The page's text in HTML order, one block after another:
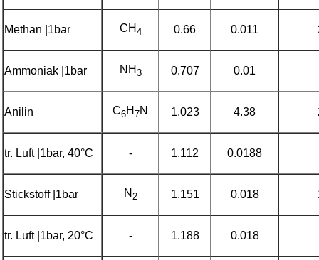
Methan |1bar CH 4 0.66 0.011
Ammoniak |1bar NH 3 0.707 0.01
Anilin C6H 7N 1.023 4.38
tr. Luft |1bar, 40°C - 1.112 0.0188
Stickstoff |1bar N 2 1.151 0.018
tr. Luft |1bar, 20°C - 1.188 0.018